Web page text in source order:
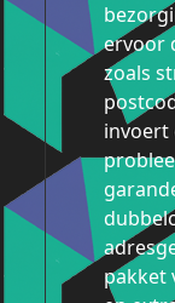
ervoor
zoals
invoert
pakket